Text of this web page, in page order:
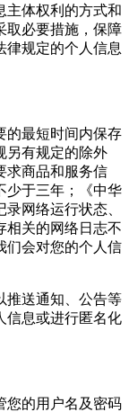
主体权利的方式和
取必要措施，保障
律规定的个人信息
的最短时间内保存
另有规定的除外
求商品和服务信
少于三年；《中华
网络运行状态、
相关的网络日志不
们会对您的个人信
推送通知、公告等
信息或进行匿名化
您的用户名及密码